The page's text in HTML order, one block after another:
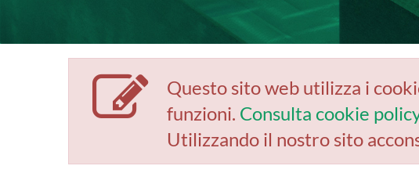
Questo sito web utilizza i
funzioni. Consulta cookie
Utilizzando il nostro sito